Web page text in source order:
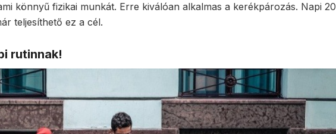
könnyű fizikai munkát. Erre kiválóan alkalmas a kerékpározás. Napi 20
teljesíthető ez a cél.
rutinnak!